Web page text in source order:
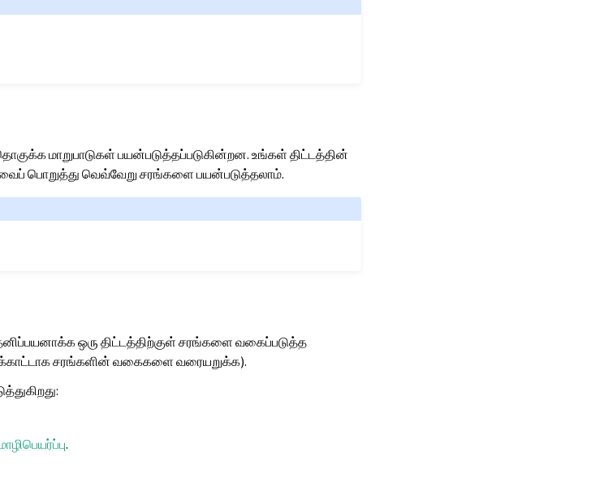
மாறுபாடுகள் பயன்படுத்தப்படுகின்றன. உங்கள் திட்டத்தின்
பொறுத்து வெவ்வேறு சரங்களை பயன்படுத்தலாம்.
ஒரு திட்டத்திற்குள் சரங்களை வகைப்படுத்த
சரங்களின் வகைகளை வரையறுக்க).
.